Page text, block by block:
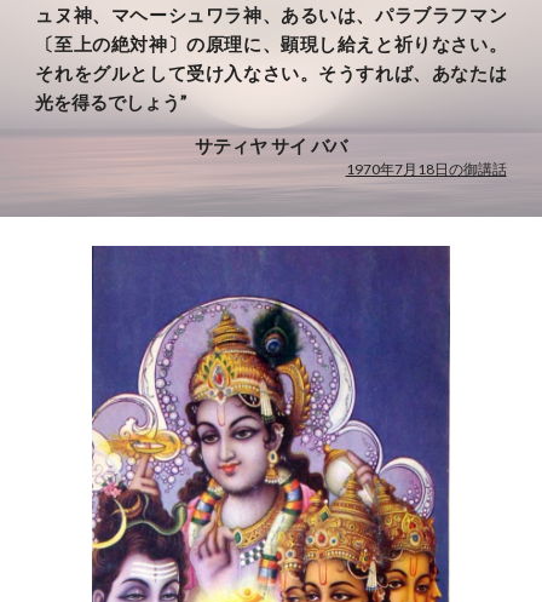
ュヌ神、マヘーシュワラ神、あるいは、パラブラフマン
〔至上の絶対神〕の原理に、顕現し給えと祈りなさい。
それをグルとして受け入なさい。そうすれば、あなたは
光を得るでしょう”
サティヤ サイ ババ
1970年7月18日の御講話